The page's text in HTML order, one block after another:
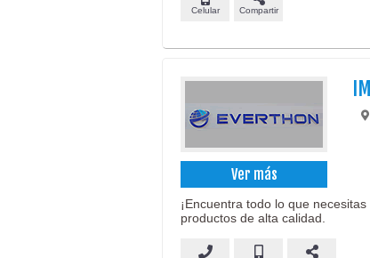
Celular Compartir
Ver más
¡Encuentra todo lo que
productos de alta calidad.